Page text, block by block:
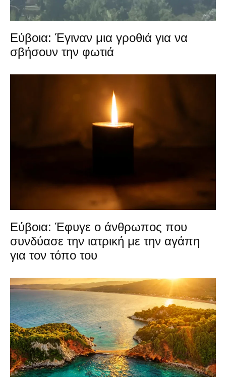
Εύβοια: Έγιναν μια γροθιά για να
σβήσουν την φωτιά
Εύβοια: Έφυγε ο άνθρωπος που
συνδύασε την ιατρική με την αγάπη
για τον τόπο του